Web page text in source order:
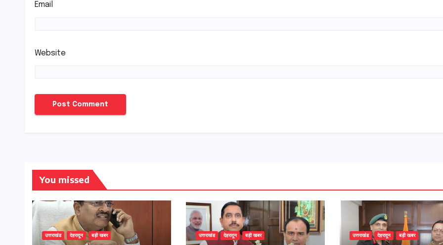
Email
Website
You missed
उत्तराखंड देहरादून बड़ी खबर उत्तराखंड देहरादून बड़ी खबर उत्तराखंड देहरादून बड़ी खबर